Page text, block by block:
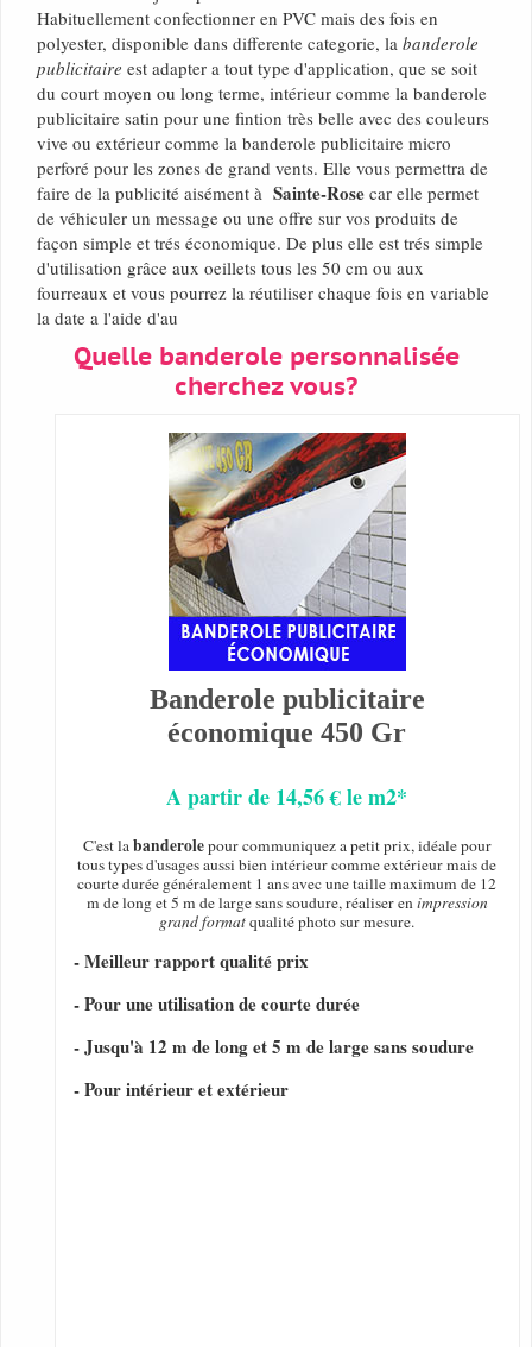
Habituellement confectionner en PVC mais des fois en
polyester, disponible dans differente categorie, la banderole
publicitaire est adapter a tout type d'application, que se soit
du court moyen ou long terme, intérieur comme la banderole
publicitaire satin pour une fintion très belle avec des couleurs
vive ou extérieur comme la banderole publicitaire micro
perforé pour les zones de grand vents. Elle vous permettra de
faire de la publicité aisément à Sainte-Rose car elle permet
de véhiculer un message ou une offre sur vos produits de
façon simple et trés économique. De plus elle est trés simple
d'utilisation grâce aux oeillets tous les 50 cm ou aux
fourreaux et vous pourrez la réutiliser chaque fois en variable
la date a l'aide d'au
Quelle banderole personnalisée
cherchez vous?
Banderole publicitaire
économique 450 Gr
A partir de 14,56 € le m2*
C'est labanderolepour communiquez a petit prix, idéale pour
tous types d'usages aussi bien intérieur comme extérieur mais de
courte durée généralement 1 ans avec une taille maximum de 12
m de long et 5 m de large sans soudure, réaliser enimpression
grand formatqualité photo sur mesure.
- Meilleur rapport qualité prix
- Pour une utilisation de courte durée
- Jusqu'à 12 m de long et 5 m de large sans soudure
- Pour intérieur et extérieur